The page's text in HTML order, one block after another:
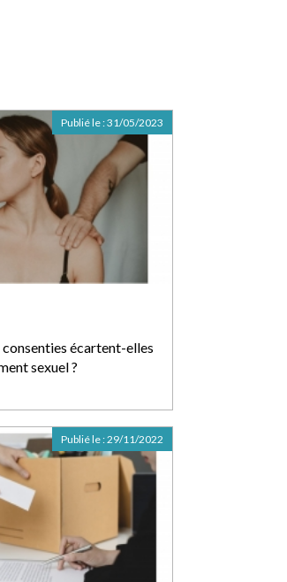
écartent-elles
sexuel ?
Publié le :31/05/2023
Publié le :29/11/2022